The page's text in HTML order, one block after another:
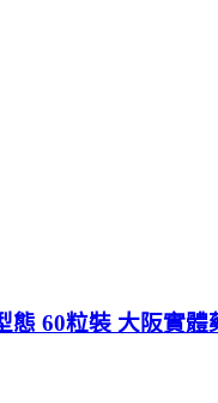
態 60粒裝 大阪實體